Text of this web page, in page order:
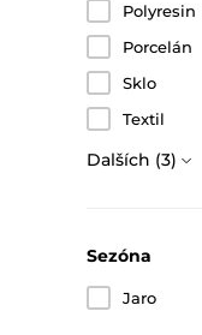
Polyresin
Porcelán
Sklo
Textil
Dalších (3)
Sezóna
Jaro